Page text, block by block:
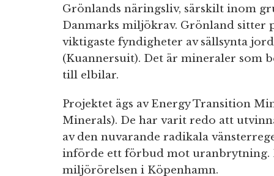
Grönlands näringsliv, särskilt inom
Danmarks miljökrav. Grönland sitter
viktigaste fyndigheter av sällsynta
(Kuannersuit). Det är mineraler som
till elbilar.
Projektet ägs av Energy Transition
Minerals). De har varit redo att
av den nuvarande radikala
införde ett förbud mot uranbrytning.
miljörörelsen i Köpenhamn.